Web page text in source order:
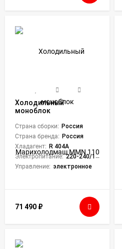
Холодильный
моноблок
110
Страна сборки: Россия
Страна бренда: Россия
Хладагент: R 404A
Электропитание: 220-240/1/50
Управление: электронное
71 490 ₽